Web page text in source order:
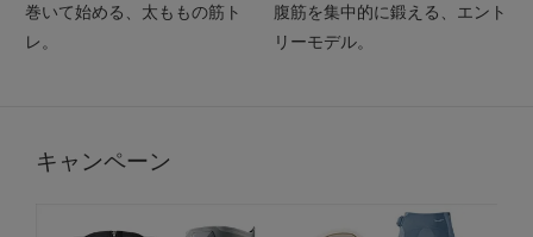
巻いて始める、太ももの筋ト
レ。
腹筋を集中的に鍛える、エント
リーモデル。
キャンペーン